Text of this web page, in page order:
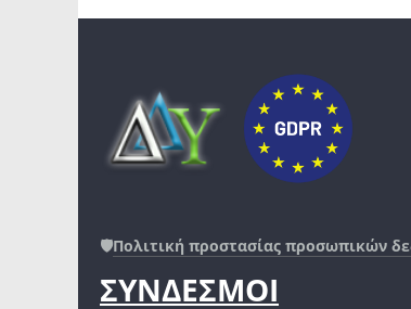
🛡️Πολιτική προστασίας προσωπικών
ΣΥΝΔΕΣΜΟΙ